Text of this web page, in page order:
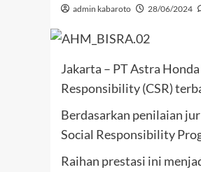
admin kabaroto 28/06/2024
Jakarta – PT Astra
Responsibility (CSR)
Berdasarkan penilaian
Social Responsibility
Raihan prestasi ini